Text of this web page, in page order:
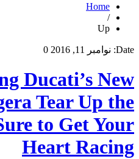
Home
/
Up
Date: نوامبر 11, 2016 0
Ducati’s New
Tear Up the
to Get Your
Heart Racing